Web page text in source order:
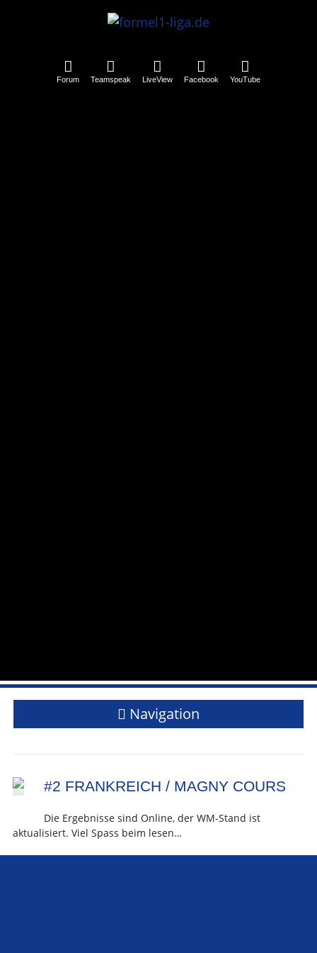
Forum Teamspeak LiveView Facebook YouTube
Navigation
#2 FRANKREICH / MAGNY COURS
Die Ergebnisse sind Online, der WM-Stand ist
aktualisiert. Viel Spass beim lesen…
Ergebnis Frankreich GP